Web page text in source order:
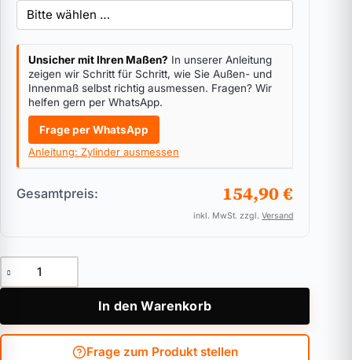
Unsicher mit Ihren Maßen? In unserer Anleitung
zeigen wir Schritt für Schritt, wie Sie Außen- und
Innenmaß selbst richtig ausmessen. Fragen? Wir
helfen gern per WhatsApp.
Frage per WhatsApp
Anleitung: Zylinder ausmessen
Gesamtpreis: 154,90 €
inkl. MwSt. zzgl.Versand
Halbzylinder Anker Magnet Menge
In den Warenkorb
Frage zum Produkt stellen